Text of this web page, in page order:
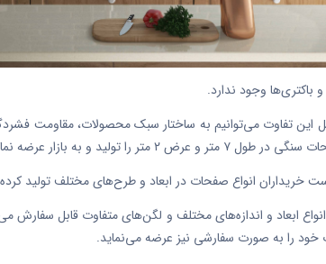
وجود ندارد.
این تفاوت می‌توانیم به ساختار سبک محصولات، مقاومت
و به بازار عرضه نماید.
خریداران انواع صفحات در ابعاد و طرح‌های مختلف تولید
ابعاد و اندازه‌های مختلف و لگن‌های متفاوت قابل سفارش
را به صورت سفارشی نیز عرضه می‌نماید.